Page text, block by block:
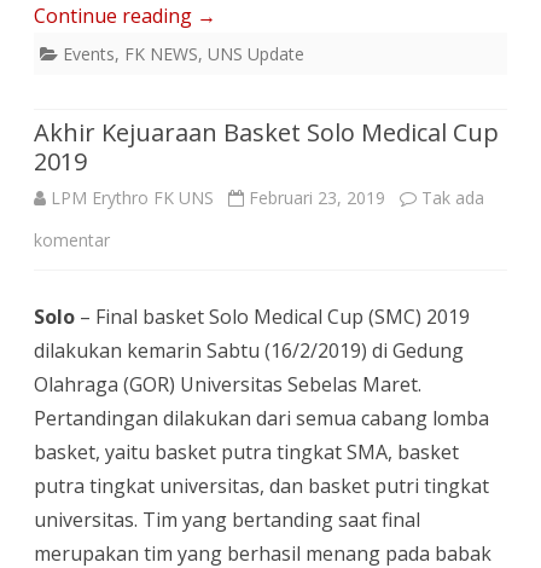
Continue reading →
Events, FK NEWS, UNS Update
Akhir Kejuaraan Basket Solo Medical Cup
2019
LPM Erythro FK UNS Februari 23, 2019
Tak ada
komentarpada
Kejuaraan
Basket
Solo
Medical
Cup
2019
Solo – Final basket Solo Medical Cup (SMC) 2019
dilakukan kemarin Sabtu (16/2/2019) di Gedung
Olahraga (GOR) Universitas Sebelas Maret.
Pertandingan dilakukan dari semua cabang lomba
basket, yaitu basket putra tingkat SMA, basket
putra tingkat universitas, dan basket putri tingkat
universitas. Tim yang bertanding saat final
merupakan tim yang berhasil menang pada babak